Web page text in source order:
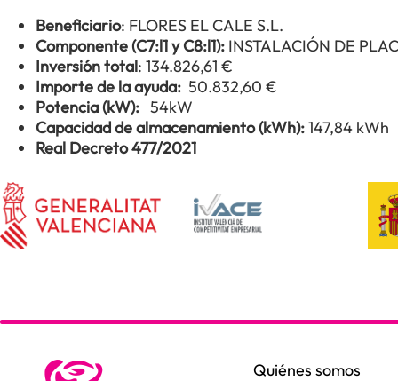
Beneficiario: FLORES EL CALE S.L.
Componente (C7:l1 y C8:l1): INSTALACIÓN DE
Inversión total: 134.826,61 €
Importe de la ayuda: 50.832,60 €
Potencia (kW): 54kW
Capacidad de almacenamiento (kWh):147,84 kWh
Real Decreto 477/2021
Quiénes somos